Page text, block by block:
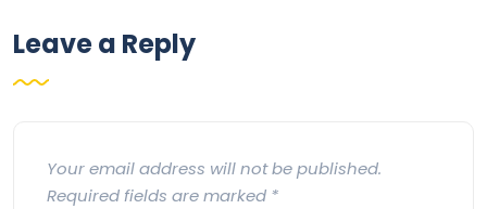
Leave a Reply
Your email address will not be published.
Required fields are marked *